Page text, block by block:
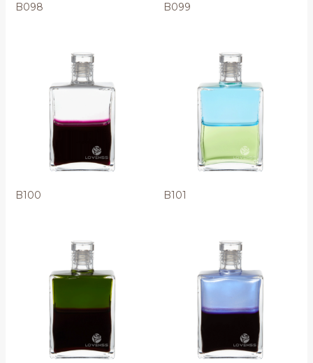
B098 B099
B100 B101